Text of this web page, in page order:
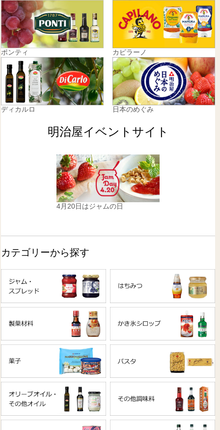
ポンティ カピラーノ
ディカルロ 日本のめぐみ
明治屋イベントサイト
4月20日はジャムの日
カテゴリーから探す